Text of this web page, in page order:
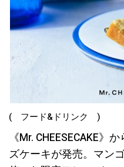
( フード&ドリンク )
《Mr. CHEESECAKE》
ズケーキが発売。マン